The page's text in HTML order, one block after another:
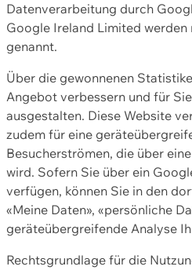
Datenverarbeitung durch
Google Ireland Limited
genannt.
Über die gewonnenen
Angebot verbessern und für
ausgestalten. Diese Website
zudem für eine
Besucherströmen, die über
wird. Sofern Sie über ein
verfügen, können Sie in den
«Meine Daten», «persönliche
geräteübergreifende Analyse
Rechtsgrundlage für die